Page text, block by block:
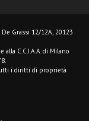
Grassi 12/12A, 20123
alla C.C.I.A.A. di Milano
i diritti di proprietà